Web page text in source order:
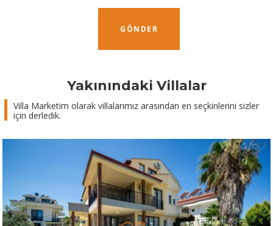
GÖNDER
Yakınındaki Villalar
Villa Marketim olarak villalarımız arasından en seçkinlerini sizler
için derledik.